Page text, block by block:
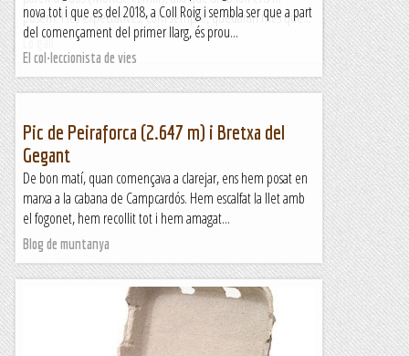
posem. I les expectatives, com sempre, quedaran més que...
Lo gall
nova tot i que es del 2018, a Coll Roig i sembla ser que a part
del començament del primer llarg, és prou...
El col·leccionista de vies
Pic de Peiraforca (2.647 m) i Bretxa del
Gegant
De bon matí, quan començava a clarejar, ens hem posat en
marxa a la cabana de Campcardós. Hem escalfat la llet amb
el fogonet, hem recollit tot i hem amagat...
Blog de muntanya